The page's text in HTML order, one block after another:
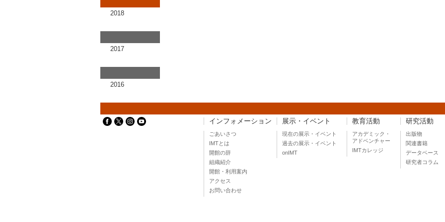
2018
2017
2016
インフォメーション
ごあいさつ
IMTとは
開館の辞
組織紹介
開館・利用案内
アクセス
お問い合わせ
展示・イベント
現在の展示・イベント
過去の展示・イベント
onIMT
教育活動
アカデミック・
アドベンチャー
IMTカレッジ
研究活動
出版物
関連書籍
データベース
研究者コラム